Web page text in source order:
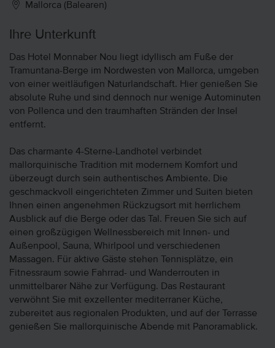
Mallorca (Balearen)
Ihre Unterkunft
Das Hotel Monnaber Nou liegt idyllisch am Fuße der
Tramuntana-Berge im Nordwesten von Mallorca, umgeben
von einer weitläufigen Naturlandschaft. Hier genießen Sie
absolute Ruhe und sind dennoch nur wenige Autominuten
von Pollenca und den traumhaften Stränden der Insel
entfernt.
Das charmante 4-Sterne-Landhotel verbindet
mallorquinische Tradition mit modernem Komfort und
überzeugt durch sein authentisches Ambiente. Die
geschmackvoll eingerichteten Zimmer und Suiten bieten
Ihnen einen angenehmen Rückzugsort mit herrlichem
Ausblick auf die Berge oder das Tal. Freuen Sie sich auf
einen großzügigen Wellnessbereich mit Innen- und
Außenpool, Sauna, Whirlpool und verschiedenen
Massagen. Für aktive Gäste stehen Tennisplätze, ein
Fitnessraum sowie Fahrrad- und Wanderrouten in
unmittelbarer Nähe zur Verfügung. Das Restaurant
verwöhnt Sie mit exzellenter mediterraner Küche,
zubereitet aus regionalen Produkten, und auf der Terrasse
genießen Sie mallorquinische Abende mit Panoramablick.